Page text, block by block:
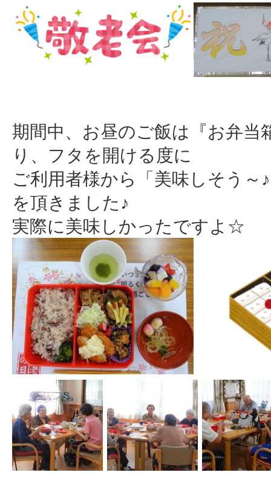
期間中、お昼のご飯は『お弁当
り、フタを開ける度に
ご利用者様から「美味しそう～
を頂きました♪
実際に美味しかったですよ☆